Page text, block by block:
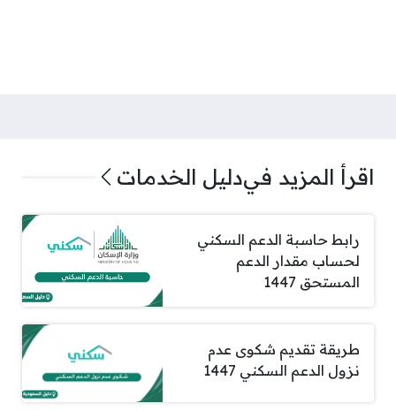
اقرأ المزيد فيدليل الخدمات
رابط حاسبة الدعم السكني
لحساب مقدار الدعم
المستحق 1447
طريقة تقديم شكوى عدم
نزول الدعم السكني 1447